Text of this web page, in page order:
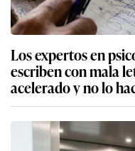
Los expertos en
escriben con mala
acelerado y no lo